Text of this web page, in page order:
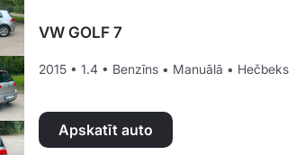
VW GOLF 7
2015 • 1.4 • Benzīns • Manuālā • Hečbeks
Apskatīt auto